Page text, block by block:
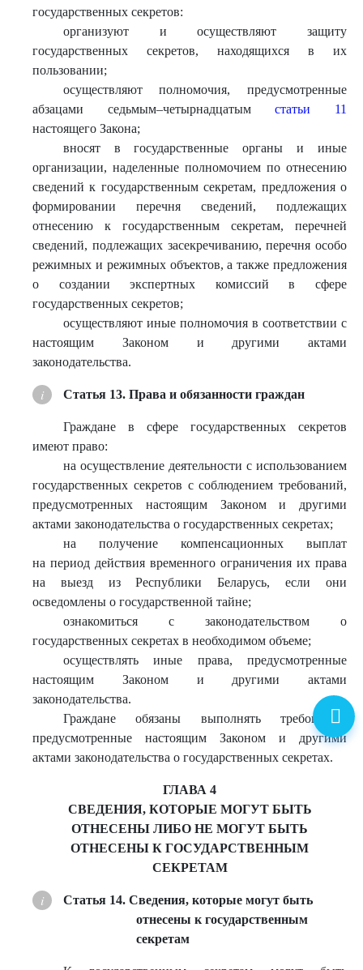
государственных секретов:
организуют и осуществляют защиту
государственных секретов, находящихся в их
пользовании;
осуществляют полномочия, предусмотренные
абзацами седьмым–четырнадцатымстатьи 11
настоящего Закона;
вносят в государственные органы и иные
организации, наделенные полномочием по отнесению
сведений к государственным секретам, предложения о
формировании перечня сведений, подлежащих
отнесению к государственным секретам, перечней
сведений, подлежащих засекречиванию, перечня особо
режимных и режимных объектов, а также предложения
о создании экспертных комиссий в сфере
государственных секретов;
осуществляют иные полномочия в соответствии с
настоящим Законом и другими актами
законодательства.
Статья 13. Права и обязанности граждан
Граждане в сфере государственных секретов
имеют право:
на осуществление деятельности с использованием
государственных секретов с соблюдением требований,
предусмотренных настоящим Законом и другими
актами законодательства о государственных секретах;
на получение компенсационных выплат
на период действия временного ограничения их права
на выезд из Республики Беларусь, если они
осведомлены о государственной тайне;
ознакомиться с законодательством о
государственных секретах в необходимом объеме;
осуществлять иные права, предусмотренные
настоящим Законом и другими актами
законодательства.
Граждане обязаны выполнять требования,
предусмотренные настоящим Законом и другими
актами законодательства о государственных секретах.
ГЛАВА 4
СВЕДЕНИЯ, КОТОРЫЕ МОГУТ БЫТЬ
ОТНЕСЕНЫ ЛИБО НЕ МОГУТ БЫТЬ
ОТНЕСЕНЫ К ГОСУДАРСТВЕННЫМ
СЕКРЕТАМ
Статья 14. Сведения, которые могут быть
отнесены к государственным
секретам